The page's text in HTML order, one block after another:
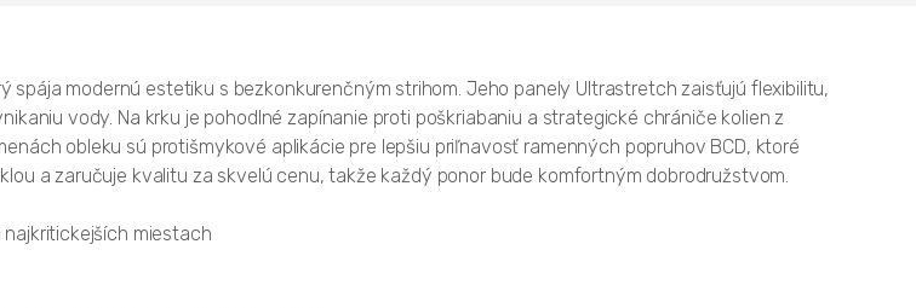
spája modernú estetiku s bezkonkurenčným strihom. Jeho panely Ultrastretch zaisťujú flexibilitu,
vody. Na krku je pohodlné zapínanie proti poškriabaniu a strategické chrániče kolien z
obleku sú protišmykové aplikácie pre lepšiu priľnavosť ramenných popruhov BCD, ktoré
a zaručuje kvalitu za skvelú cenu, takže každý ponor bude komfortným dobrodružstvom.
miestach